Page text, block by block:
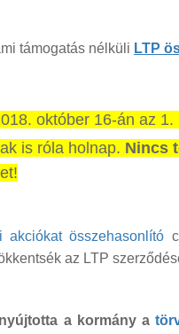
támogatás nélküli LTP
október 16-án az
is róla holnap. Nincs
akciókat összehasonlító
az LTP
a kormány a